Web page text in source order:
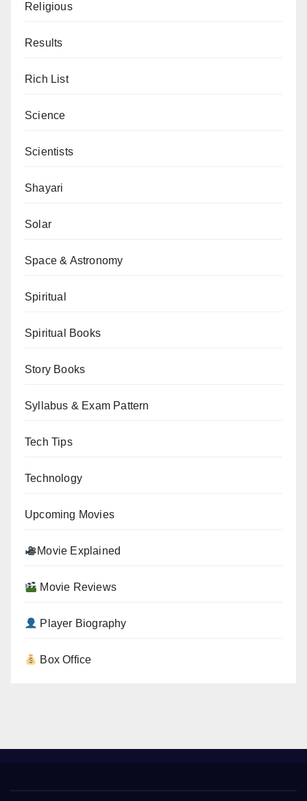
Religious
Results
Rich List
Science
Scientists
Shayari
Solar
Space & Astronomy
Spiritual
Spiritual Books
Story Books
Syllabus & Exam Pattern
Tech Tips
Technology
Upcoming Movies
Movie Explained
Movie Reviews
Player Biography
Box Office